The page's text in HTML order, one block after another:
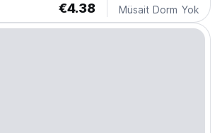
€4.38 Müsait Dorm Yok